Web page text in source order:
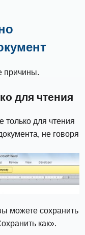
причины.
для чтения
только для чтения
не говоря
можете сохранить
как».